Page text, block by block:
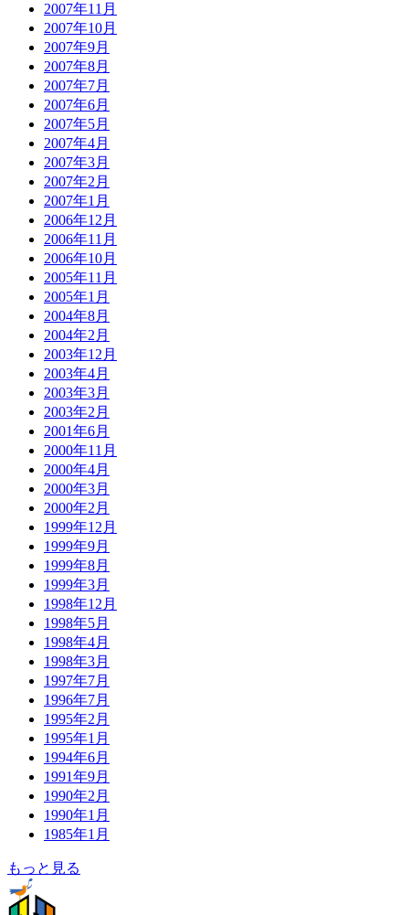
2007年11月
2007年10月
2007年9月
2007年8月
2007年7月
2007年6月
2007年5月
2007年4月
2007年3月
2007年2月
2007年1月
2006年12月
2006年11月
2006年10月
2005年11月
2005年1月
2004年8月
2004年2月
2003年12月
2003年4月
2003年3月
2003年2月
2001年6月
2000年11月
2000年4月
2000年3月
2000年2月
1999年12月
1999年9月
1999年8月
1999年3月
1998年12月
1998年5月
1998年4月
1998年3月
1997年7月
1996年7月
1995年2月
1995年1月
1994年6月
1991年9月
1990年2月
1990年1月
1985年1月
もっと見る